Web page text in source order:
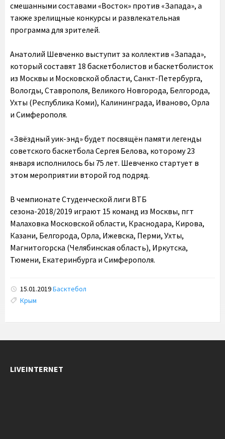
смешанными составами «Восток» против «Запада», а
также зрелищные конкурсы и развлекательная
программа для зрителей.
Анатолий Шевченко выступит за коллектив «Запада»,
который составят 18 баскетболистов и баскетболисток
из Москвы и Московской области, Санкт-Петербурга,
Вологды, Ставрополя, Великого Новгорода, Белгорода,
Ухты (Республика Коми), Калининграда, Иваново, Орла
и Симферополя.
«Звёздный уик-энд» будет посвящён памяти легенды
советского баскетбола Сергея Белова, которому 23
января исполнилось бы 75 лет. Шевченко стартует в
этом мероприятии второй год подряд.
В чемпионате Студенческой лиги ВТБ
сезона-2018/2019 играют 15 команд из Москвы, пгт
Малаховка Московской области, Краснодара, Кирова,
Казани, Белгорода, Орла, Ижевска, Перми, Ухты,
Магнитогорска (Челябинская область), Иркутска,
Тюмени, Екатеринбурга и Симферополя.
15.01.2019Басктебол
Tags:
Крым
LIVEINTERNET